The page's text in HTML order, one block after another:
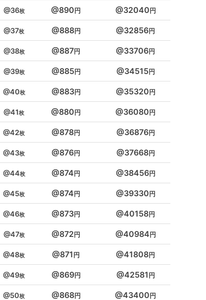
36 890 32040
37 888 32856
38 887 33706
39 885 34515
40 883 35320
41 880 36080
42 878 36876
43 876 37668
44 874 38456
45 874 39330
46 873 40158
47 872 40984
48 871 41808
49 869 42581
50 868 43400